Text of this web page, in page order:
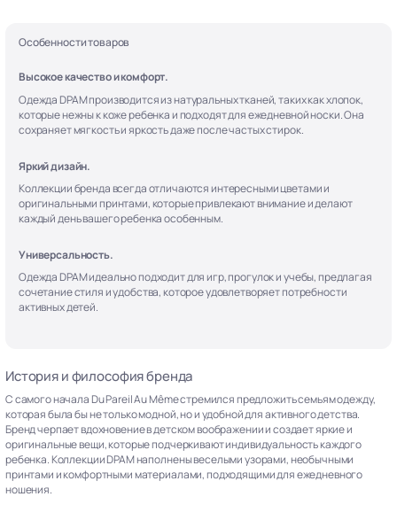
Особенности товаров
Высокое качество и комфорт.
Одежда DPAM производится из натуральных тканей, таких как хлопок,
которые нежны к коже ребенка и подходят для ежедневной носки. Она
сохраняет мягкость и яркость даже после частых стирок.
Яркий дизайн.
Коллекции бренда всегда отличаются интересными цветами и
оригинальными принтами, которые привлекают внимание и делают
каждый день вашего ребенка особенным.
Универсальность.
Одежда DPAM идеально подходит для игр, прогулок и учебы, предлагая
сочетание стиля и удобства, которое удовлетворяет потребности
активных детей.
История и философия бренда
С самого начала Du Pareil Au Même стремился предложить семьям одежду,
которая была бы не только модной, но и удобной для активного детства.
Бренд черпает вдохновение в детском воображении и создает яркие и
оригинальные вещи, которые подчеркивают индивидуальность каждого
ребенка. Коллекции DPAM наполнены веселыми узорами, необычными
принтами и комфортными материалами, подходящими для ежедневного
ношения.